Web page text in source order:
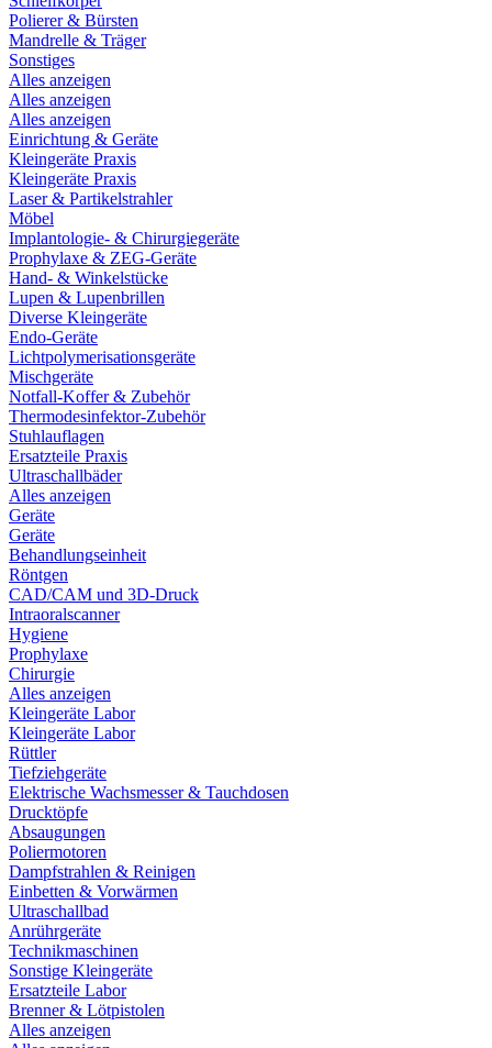
Polierer & Bürsten
Mandrelle & Träger
Sonstiges
Alles anzeigen
Alles anzeigen
Alles anzeigen
Einrichtung & Geräte
Kleingeräte Praxis
Kleingeräte Praxis
Laser & Partikelstrahler
Möbel
Implantologie- & Chirurgiegeräte
Prophylaxe & ZEG-Geräte
Hand- & Winkelstücke
Lupen & Lupenbrillen
Diverse Kleingeräte
Endo-Geräte
Lichtpolymerisationsgeräte
Mischgeräte
Notfall-Koffer & Zubehör
Thermodesinfektor-Zubehör
Stuhlauflagen
Ersatzteile Praxis
Ultraschallbäder
Alles anzeigen
Geräte
Geräte
Behandlungseinheit
Röntgen
CAD/CAM und 3D-Druck
Intraoralscanner
Hygiene
Prophylaxe
Chirurgie
Alles anzeigen
Kleingeräte Labor
Kleingeräte Labor
Rüttler
Tiefziehgeräte
Elektrische Wachsmesser & Tauchdosen
Drucktöpfe
Absaugungen
Poliermotoren
Dampfstrahlen & Reinigen
Einbetten & Vorwärmen
Ultraschallbad
Anrührgeräte
Technikmaschinen
Sonstige Kleingeräte
Ersatzteile Labor
Brenner & Lötpistolen
Alles anzeigen